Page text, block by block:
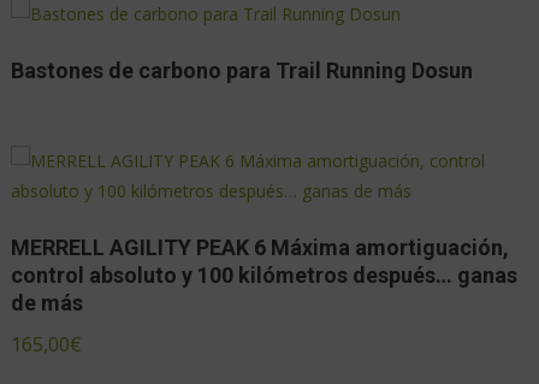
Bastones de carbono para Trail Running Dosun
MERRELL AGILITY PEAK 6 Máxima amortiguación,
control absoluto y 100 kilómetros después… ganas
de más
165,00€